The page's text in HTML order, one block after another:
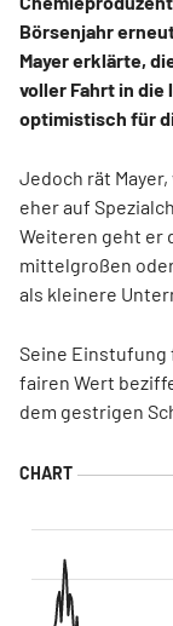
Börsenjahr
Mayer erklärte,
voller Fahrt in die
optimistisch für
Jedoch rät
eher auf
Weiteren geht er
mittelgroßen
als kleinere
Seine Einstufung
fairen Wert
dem gestrigen